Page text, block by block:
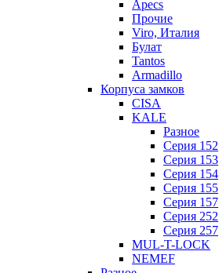
Apecs
Прочие
Viro, Италия
Булат
Tantos
Armadillo
Корпуса замков
CISA
KALE
Разное
Серия 152
Серия 153
Серия 154
Серия 155
Серия 157
Серия 252
Серия 257
MUL-T-LOCK
NEMEF